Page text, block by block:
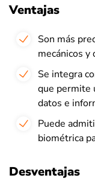
Ventajas
Son más
mecánicos y
Se integra
que permite
datos e
Puede
biométrica
Desventajas